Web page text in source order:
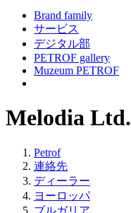
Brand family
サービス
デジタル部
PETROF gallery
Muzeum PETROF
Melodia Ltd.
Petrof
連絡先
ディーラー
ヨーロッパ
ブルガリア